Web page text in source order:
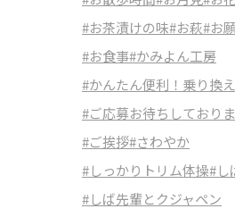
#お茶漬けの味#お萩#お
#お食事#かみよん工房
#かんたん便利！乗り換
#ご応募お待ちしており
#ご挨拶#さわやか
#しっかりトリム体操#し
#しば先輩とクジャペン